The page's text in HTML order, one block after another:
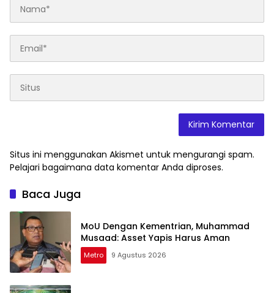
Situs ini menggunakan Akismet untuk mengurangi spam.
Pelajari bagaimana data komentar Anda diproses.
Baca Juga
MoU Dengan Kementrian, Muhammad
Musaad: Asset Yapis Harus Aman
Metro 9 Agustus 2026